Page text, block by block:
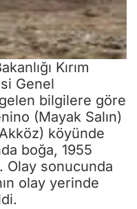
Kırım
Genel
bilgilere göre
(Mayak Salın)
köyünde
boğa, 1955
Olay sonucunda
olay yerinde